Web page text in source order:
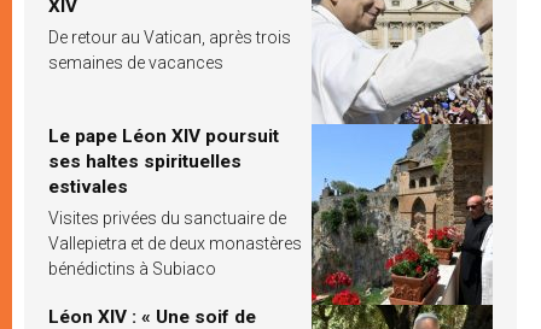
XIV
De retour au Vatican, après trois
semaines de vacances
Le pape Léon XIV poursuit
ses haltes spirituelles
estivales
Visites privées du sanctuaire de
Vallepietra et de deux monastères
bénédictins à Subiaco
Léon XIV : « Une soif de